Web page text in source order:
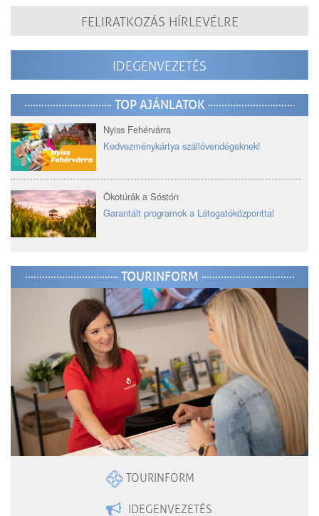
FELIRATKOZÁS HÍRLEVÉLRE
IDEGENVEZETÉS
TOP AJÁNLATOK
Nyiss Fehérvárra
Kedvezménykártya szállóvendégeknek!
Ökotúrák a Sóstón
Garantált programok a Látogatóközponttal
TOURINFORM
TOURINFORM
IDEGENVEZETÉS